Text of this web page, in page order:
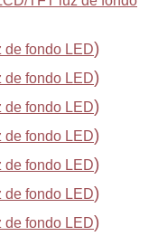
de fondo LED)
de fondo LED)
de fondo LED)
de fondo LED)
de fondo LED)
de fondo LED)
de fondo LED)